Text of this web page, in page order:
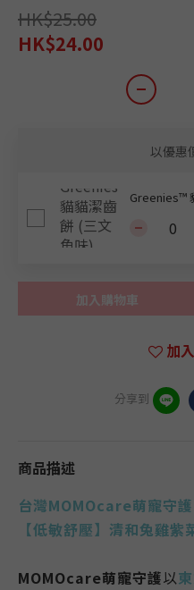
HK$25.00
HK$24.00
以優惠
Greenies™
加入購物車
加
分享到
商品描述
台灣MOMOcare萌寵守
【低敏舒壓】清和兔雞紫
MOMOcare萌寵守護以